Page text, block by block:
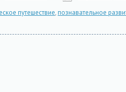
путешествие,познавательное